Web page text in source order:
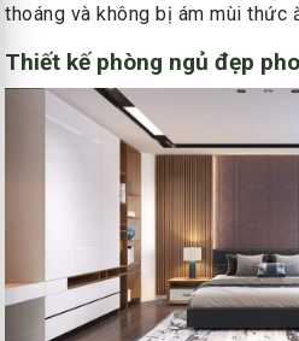
thoáng và không bị ám mùi thức
Thiết kế phòng ngủ đẹp